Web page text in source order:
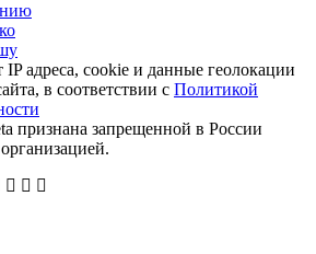
IP адреса, cookie и данные геолокации
в соответствии с Политикой
признана запрещенной в России